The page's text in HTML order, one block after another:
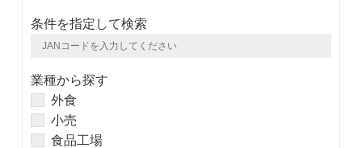
条件を指定して検索
業種から探す
外食
小売
食品工場